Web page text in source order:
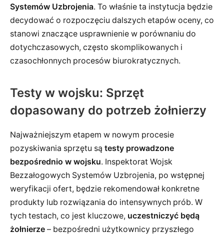
Systemów Uzbrojenia. To właśnie ta instytucja będzie
decydować o rozpoczęciu dalszych etapów oceny, co
stanowi znaczące usprawnienie w porównaniu do
dotychczasowych, często skomplikowanych i
czasochłonnych procesów biurokratycznych.
Testy w wojsku: Sprzęt
dopasowany do potrzeb żołnierzy
Najważniejszym etapem w nowym procesie
pozyskiwania sprzętu są testy prowadzone
bezpośrednio w wojsku. Inspektorat Wojsk
Bezzałogowych Systemów Uzbrojenia, po wstępnej
weryfikacji ofert, będzie rekomendował konkretne
produkty lub rozwiązania do intensywnych prób. W
tych testach, co jest kluczowe, uczestniczyć będą
żołnierze – bezpośredni użytkownicy przyszłego